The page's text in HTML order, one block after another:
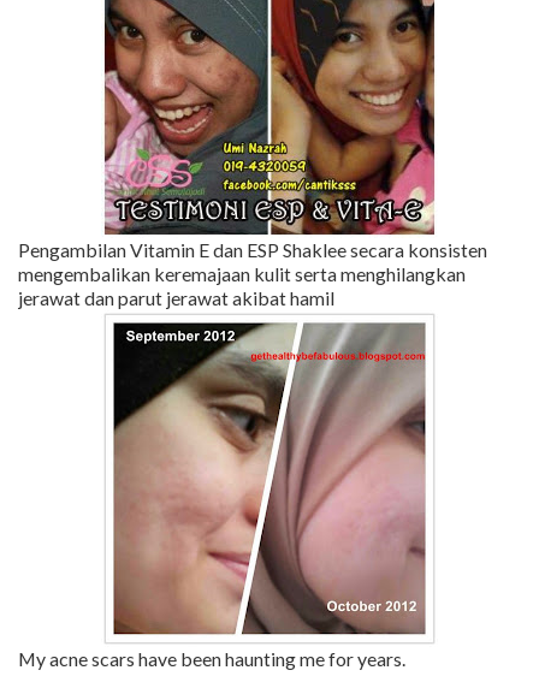
Pengambilan Vitamin E dan ESP Shaklee secara konsisten
mengembalikan keremajaan kulit serta menghilangkan
jerawat dan parut jerawat akibat hamil
My acne scars have been haunting me for years.